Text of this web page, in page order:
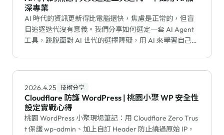
深專業
AI 時代的資訊更新得比電腦還快，焦慮是正常的，但盲
目追逐迭代沒有意義。我們分享如何選定一套 AI Agent
工具，跳脫面對 AI 世代的選擇障礙，用 AI 來學習自己的
2026.4.25 技術分享
Cloudflare 防護 WordPress | 桃園小聚 WP 安全性
設定實戰心得
桃園 WordPress 小聚現場筆記：用 Cloudflare Zero Trus
t 保護 wp-admin、加上自訂 Header 防止繞過原始 IP，